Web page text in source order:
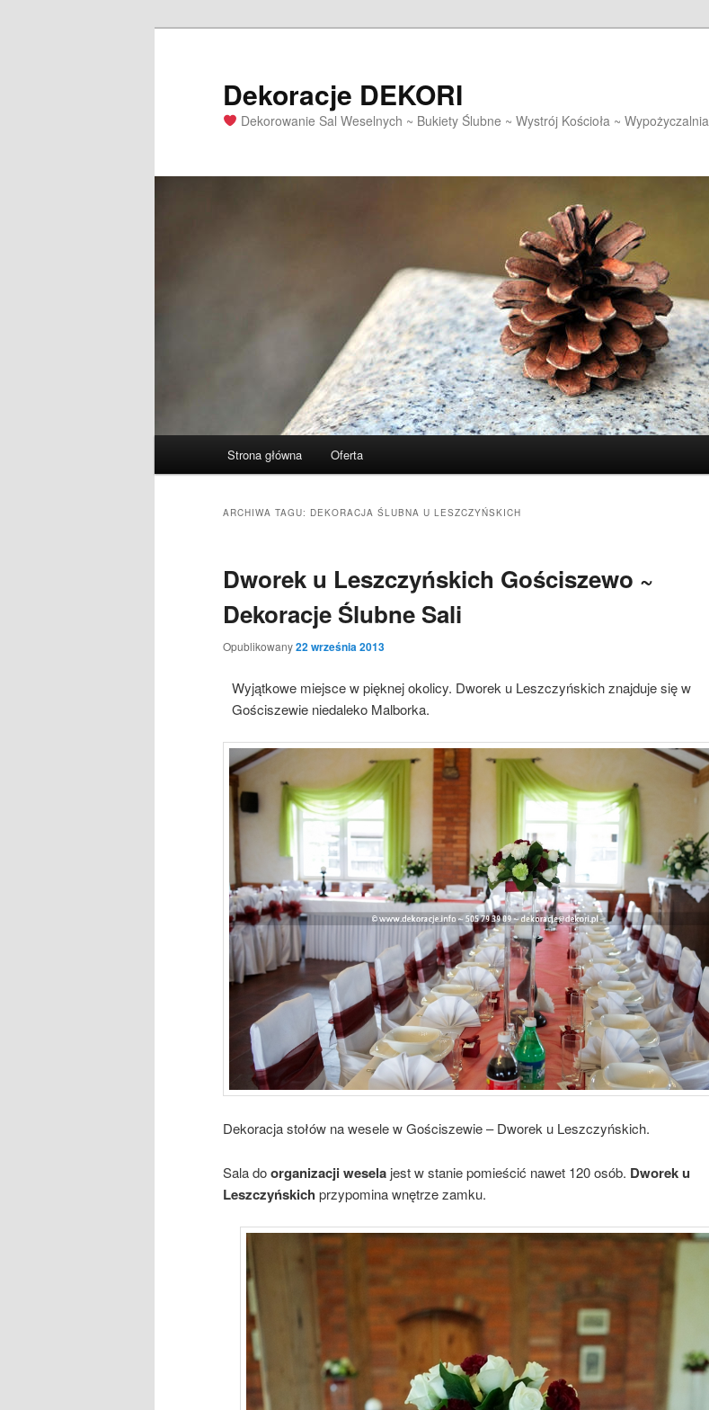
Dekoracje DEKORI
Dekorowanie Sal Weselnych ~ Bukiety Ślubne ~ Wystrój Kościoła ~ Wypożyczalnia
Przeskocz
Przeskocz
Strona główna Oferta
ARCHIWA TAGU: DEKORACJA ŚLUBNA U LESZCZYŃSKICH
Dworek u Leszczyńskich Gościszewo ~
Dekoracje Ślubne Sali
Opublikowany22 września 2013
Wyjątkowe miejsce w pięknej okolicy. Dworek u Leszczyńskich znajduje się w
Gościszewie niedaleko Malborka.
Dekoracja stołów na wesele w Gościszewie – Dworek u Leszczyńskich.
Sala doorganizacji wesela jest w stanie pomieścić nawet 120 osób. Dworek u
Leszczyńskich przypomina wnętrze zamku.